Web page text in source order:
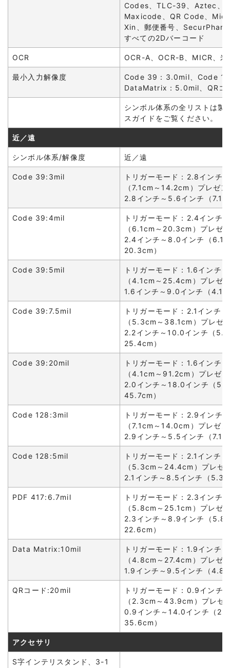
Codes、TLC-39、Aztec、
Maxicode、QR Code、
Xin、郵便番号、
すべての2Dバーコード
OCR OCR-A、OCR-B、MICR、米
最小入力解像度
Code 39：3.0mil、Code
DataMatrix：5.0mil、QRコ
シンボル体系の全リストは製
スガイドをご覧ください。
近／遠
シンボル体系/解像度 近／遠
Code 39:3mil
トリガーモード：2.8インチ
（7.1cm～14.2cm）プレゼ
2.8インチ～5.6インチ（
Code 39:4mil
トリガーモード：2.4インチ
（6.1cm～20.3cm）プレゼ
2.4インチ～8.0インチ（
20.3cm）
Code 39:5mil
トリガーモード：1.6インチ
（4.1cm～25.4cm）プレゼ
1.6インチ～9.0インチ（
Code 39:7.5mil
トリガーモード：2.1インチ
（5.3cm～38.1cm）プレゼ
2.2インチ～10.0インチ（
25.4cm）
Code 39:20mil
トリガーモード：1.6インチ
（4.1cm～91.2cm）プレゼ
2.0インチ～18.0インチ（
45.7cm）
Code 128:3mil
トリガーモード：2.9インチ
（7.1cm～14.0cm）プレゼ
2.9インチ～5.5インチ（
Code 128:5mil
トリガーモード：2.1インチ
（5.3cm～24.4cm）プレゼ
2.1インチ～8.5インチ（
PDF 417:6.7mil
トリガーモード：2.3インチ
（5.8cm～25.1cm）プレゼ
2.3インチ～8.9インチ（
22.6cm）
Data Matrix:10mil
トリガーモード：1.9インチ
（4.8cm～27.4cm）プレゼ
1.9インチ～9.5インチ（
QRコード:20mil
トリガーモード：0.9インチ
（2.3cm～43.9cm）プレゼ
0.9インチ～14.0インチ（
35.6cm）
アクセサリ
S字インテリスタンド、3-1